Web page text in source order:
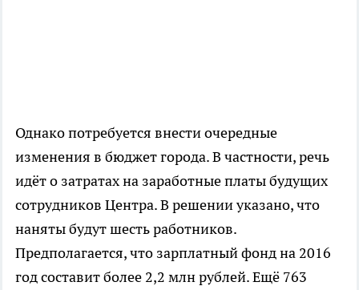
Однако потребуется внести очередные
изменения в бюджет города. В частности, речь
идёт о затратах на заработные платы будущих
сотрудников Центра. В решении указано, что
наняты будут шесть работников.
Предполагается, что зарплатный фонд на 2016
год составит более 2,2 млн рублей. Ещё 763